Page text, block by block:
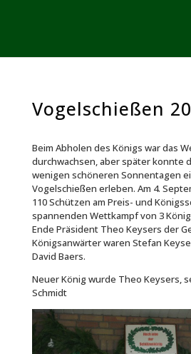
Vogelschießen
Beim Abholen des Königs war das
durchwachsen, aber später konnte
wenigen schöneren Sonnentagen
Vogelschießen erleben. Am 4.
110 Schützen am Preis- und
spannenden Wettkampf von 3
Ende Präsident Theo Keysers der
Königsanwärter waren Stefan
David Baers.
Neuer König wurde Theo Keysers,
Schmidt